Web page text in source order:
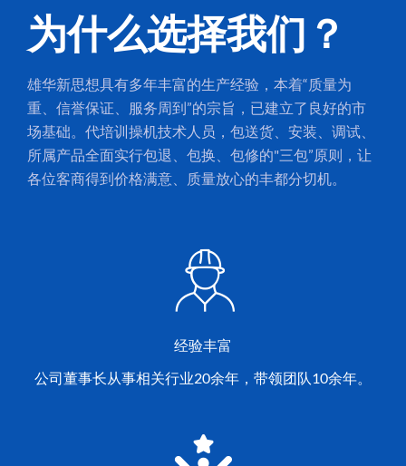
为什么选择我们？
雄华新思想具有多年丰富的生产经验，本着“质量为
重、信誉保证、服务周到”的宗旨，已建立了良好的市
场基础。代培训操机技术人员，包送货、安装、调试、
所属产品全面实行包退、包换、包修的"三包”原则，让
各位客商得到价格满意、质量放心的丰都分切机。
经验丰富
公司董事长从事相关行业20余年，带领团队10余年。